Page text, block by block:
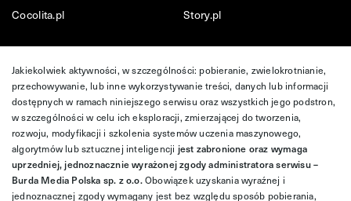
Cocolita.pl
Story.pl
Jakiekolwiek aktywności, w szczególności: pobieranie, zwielokrotnianie,
przechowywanie, lub inne wykorzystywanie treści, danych lub informacji
dostępnych w ramach niniejszego serwisu oraz wszystkich jego podstron,
w szczególności w celu ich eksploracji, zmierzającej do tworzenia,
rozwoju, modyfikacji i szkolenia systemów uczenia maszynowego,
algorytmów lub sztucznej inteligencji jest zabronione oraz wymaga
uprzedniej, jednoznacznie wyrażonej zgody administratora serwisu –
Burda Media Polska sp. z o.o.Obowiązek uzyskania wyraźnej i
jednoznacznej zgody wymagany jest bez względu sposób pobierania,